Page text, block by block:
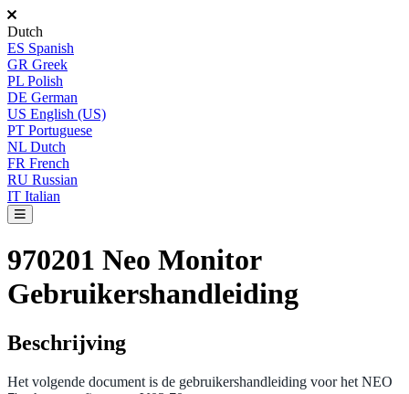
Dutch
ES Spanish
GR Greek
PL Polish
DE German
US English (US)
PT Portuguese
NL Dutch
FR French
RU Russian
IT Italian
970201 Neo Monitor
Gebruikershandleiding
Beschrijving
Het volgende document is de gebruikershandleiding voor het NEO